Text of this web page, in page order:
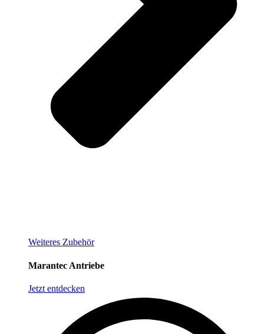
Weiteres Zubehör
Marantec Antriebe
Jetzt entdecken